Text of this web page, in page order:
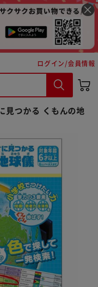
ログイン/会員情報
見つかる くもんの地